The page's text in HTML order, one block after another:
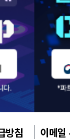
방침 이메일